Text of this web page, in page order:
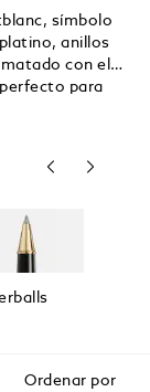
símbolo
anillos
con el
para
especiales.
Ordenar por